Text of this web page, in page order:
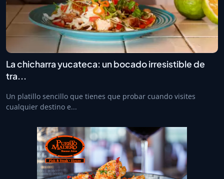
La chicharra yucateca: un bocado irresistible de
tra...
Un platillo sencillo que tienes que probar cuando visites
cualquier destino e...